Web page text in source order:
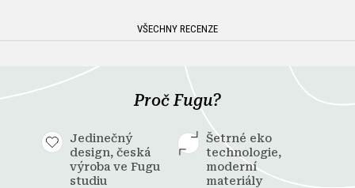
VŠECHNY RECENZE
Proč Fugu?
Jedinečný
design, česká
výroba ve Fugu
studiu
Šetrné eko
technologie,
moderní
materiály